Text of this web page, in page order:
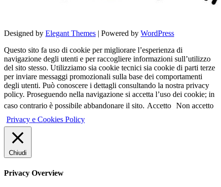
Designed by Elegant Themes | Powered by WordPress
Questo sito fa uso di cookie per migliorare l’esperienza di
navigazione degli utenti e per raccogliere informazioni sull’utilizzo
del sito stesso. Utilizziamo sia cookie tecnici sia cookie di parti terze
per inviare messaggi promozionali sulla base dei comportamenti
degli utenti. Può conoscere i dettagli consultando la nostra privacy
policy. Proseguendo nella navigazione si accetta l’uso dei cookie; in
caso contrario è possibile abbandonare il sito. Accetto Non accetto
Privacy e Cookies Policy
Chiudi
Privacy Overview